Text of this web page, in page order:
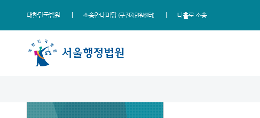
대한민국법원 소송안내마당 (구 전자민원센터) 나홀로 소송